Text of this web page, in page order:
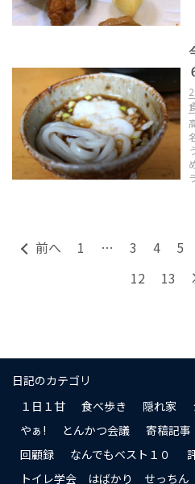
前へ 1 … 3 4 5
12
13
日記のカテゴリ
１日１甘
食べ歩き 隠れ家
やぁ!
とんかつ会議 寄稿記事
回顧録
なんでもベスト１０
トイレ学会 はばかり せっちん